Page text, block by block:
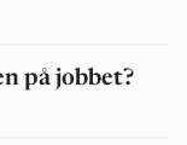
på jobbet?